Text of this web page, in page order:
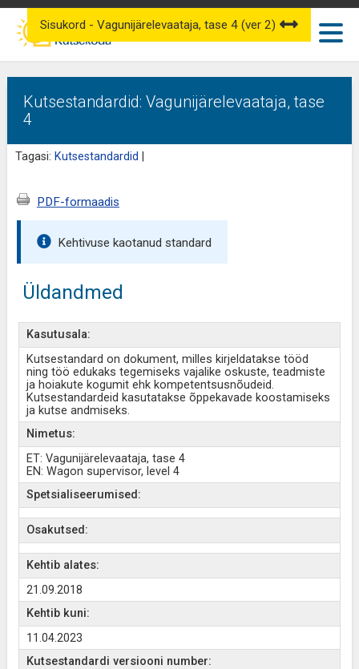
Kutsestandardid: Vagunijärelevaataja, tase
4
Tagasi: Kutsestandardid
Sisukord - Vagunijärelevaataja, tase 4 (ver 2)
PDF-formaadis
Kehtivuse kaotanud standard
Üldandmed
Kasutusala:
Kutsestandard on dokument, milles kirjeldatakse tööd
ning töö edukaks tegemiseks vajalike oskuste, teadmiste
ja hoiakute kogumit ehk kompetentsusnõudeid.
Kutsestandardeid kasutatakse õppekavade koostamiseks
ja kutse andmiseks.
Nimetus:
ET: Vagunijärelevaataja, tase 4
EN: Wagon supervisor, level 4
Spetsialiseerumised:
Osakutsed:
Kehtib alates:
21.09.2018
Kehtib kuni:
11.04.2023
Kutsestandardi versiooni number: